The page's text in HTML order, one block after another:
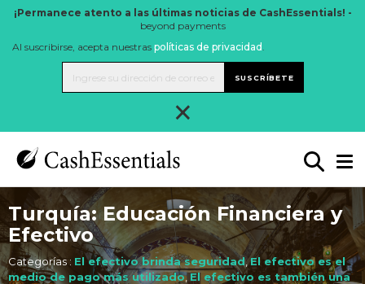
¡Permanece atento a las últimas noticias de CashEssentials! -
beyond payments
Al suscribirse, acepta nuestras políticas de privacidad .
SUSCRÍBETE
×
Turquía: Educación Financiera y
Efectivo
Categorías : El efectivo brinda seguridad,El efectivo es el
medio de pago más utilizado,El efectivo es también una